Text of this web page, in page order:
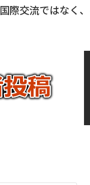
際交流ではなく